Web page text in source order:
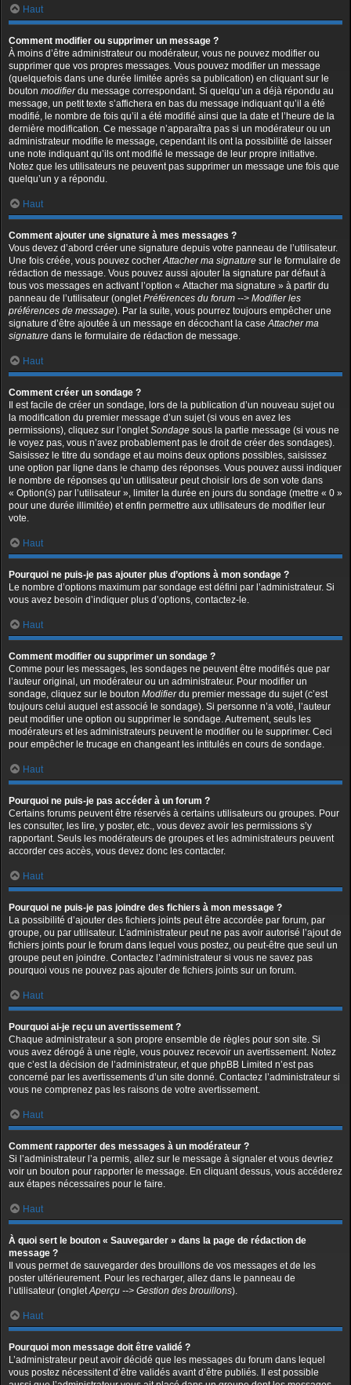
Haut
Comment modifier ou supprimer un message ?
À moins d’être administrateur ou modérateur, vous ne pouvez modifier ou
supprimer que vos propres messages. Vous pouvez modifier un message
(quelquefois dans une durée limitée après sa publication) en cliquant sur le
bouton modifierdu message correspondant. Si quelqu’un a déjà répondu au
message, un petit texte s’affichera en bas du message indiquant qu’il a été
modifié, le nombre de fois qu’il a été modifié ainsi que la date et l’heure de la
dernière modification. Ce message n’apparaîtra pas si un modérateur ou un
administrateur modifie le message, cependant ils ont la possibilité de laisser
une note indiquant qu’ils ont modifié le message de leur propre initiative.
Notez que les utilisateurs ne peuvent pas supprimer un message une fois que
quelqu’un y a répondu.
Haut
Comment ajouter une signature à mes messages ?
Vous devez d’abord créer une signature depuis votre panneau de l’utilisateur.
Une fois créée, vous pouvez cocherAttacher ma signature sur le formulaire de
rédaction de message. Vous pouvez aussi ajouter la signature par défaut à
tous vos messages en activant l’option « Attacher ma signature » à partir du
panneau de l’utilisateur (ongletPréférences du forum --> Modifier les
préférences de message). Par la suite, vous pourrez toujours empêcher une
signature d’être ajoutée à un message en décochant la caseAttacher ma
signature dans le formulaire de rédaction de message.
Haut
Comment créer un sondage ?
Il est facile de créer un sondage, lors de la publication d’un nouveau sujet ou
la modification du premier message d’un sujet (si vous en avez les
permissions), cliquez sur l’ongletSondage sous la partie message (si vous ne
le voyez pas, vous n’avez probablement pas le droit de créer des sondages).
Saisissez le titre du sondage et au moins deux options possibles, saisissez
une option par ligne dans le champ des réponses. Vous pouvez aussi indiquer
le nombre de réponses qu’un utilisateur peut choisir lors de son vote dans
« Option(s) par l’utilisateur », limiter la durée en jours du sondage (mettre « 0 »
pour une durée illimitée) et enfin permettre aux utilisateurs de modifier leur
vote.
Haut
Pourquoi ne puis-je pas ajouter plus d’options à mon sondage ?
Le nombre d’options maximum par sondage est défini par l’administrateur. Si
vous avez besoin d’indiquer plus d’options, contactez-le.
Haut
Comment modifier ou supprimer un sondage ?
Comme pour les messages, les sondages ne peuvent être modifiés que par
l’auteur original, un modérateur ou un administrateur. Pour modifier un
sondage, cliquez sur le bouton Modifierdu premier message du sujet (c’est
toujours celui auquel est associé le sondage). Si personne n’a voté, l’auteur
peut modifier une option ou supprimer le sondage. Autrement, seuls les
modérateurs et les administrateurs peuvent le modifier ou le supprimer. Ceci
pour empêcher le trucage en changeant les intitulés en cours de sondage.
Haut
Pourquoi ne puis-je pas accéder à un forum ?
Certains forums peuvent être réservés à certains utilisateurs ou groupes. Pour
les consulter, les lire, y poster, etc., vous devez avoir les permissions s’y
rapportant. Seuls les modérateurs de groupes et les administrateurs peuvent
accorder ces accès, vous devez donc les contacter.
Haut
Pourquoi ne puis-je pas joindre des fichiers à mon message ?
La possibilité d’ajouter des fichiers joints peut être accordée par forum, par
groupe, ou par utilisateur. L’administrateur peut ne pas avoir autorisé l’ajout de
fichiers joints pour le forum dans lequel vous postez, ou peut-être que seul un
groupe peut en joindre. Contactez l’administrateur si vous ne savez pas
pourquoi vous ne pouvez pas ajouter de fichiers joints sur un forum.
Haut
Pourquoi ai-je reçu un avertissement ?
Chaque administrateur a son propre ensemble de règles pour son site. Si
vous avez dérogé à une règle, vous pouvez recevoir un avertissement. Notez
que c’est la décision de l’administrateur, et que phpBB Limited n’est pas
concerné par les avertissements d’un site donné. Contactez l’administrateur si
vous ne comprenez pas les raisons de votre avertissement.
Haut
Comment rapporter des messages à un modérateur ?
Si l’administrateur l’a permis, allez sur le message à signaler et vous devriez
voir un bouton pour rapporter le message. En cliquant dessus, vous accéderez
aux étapes nécessaires pour le faire.
Haut
À quoi sert le bouton « Sauvegarder » dans la page de rédaction de
message ?
Il vous permet de sauvegarder des brouillons de vos messages et de les
poster ultérieurement. Pour les recharger, allez dans le panneau de
l’utilisateur (ongletAperçu --> Gestion des brouillons).
Haut
Pourquoi mon message doit être validé ?
L’administrateur peut avoir décidé que les messages du forum dans lequel
vous postez nécessitent d’être validés avant d’être publiés. Il est possible